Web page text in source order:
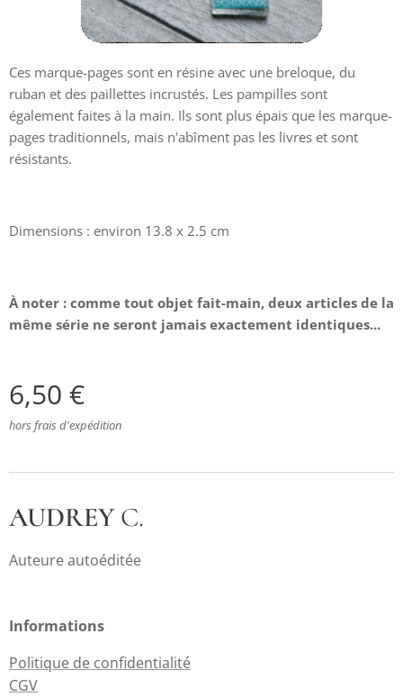
Ces marque-pages sont en résine avec une breloque, du
ruban et des paillettes incrustés. Les pampilles sont
également faites à la main. Ils sont plus épais que les marque-
pages traditionnels, mais n'abîment pas les livres et sont
résistants.
Dimensions : environ 13.8 x 2.5 cm
À noter : comme tout objet fait-main, deux articles de la
même série ne seront jamais exactement identiques...
6,50 €
hors frais d'expédition
AUDREYC.
Auteure autoéditée
Informations
Politique de confidentialité
CGV